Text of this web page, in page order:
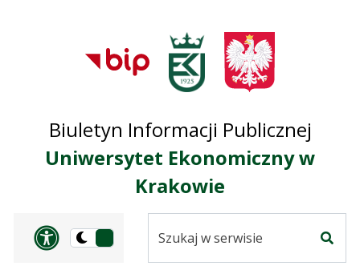
Przejdź do
głównego menu
Przejdź do treści
Przejdź do mapy
serwisu
Biuletyn Informacji Publicznej
Uniwersytet Ekonomiczny w
Krakowie
Panel dostosowania
Przełącz
serwisie